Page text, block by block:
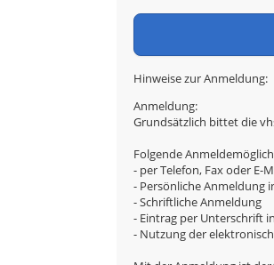
Hinweise zur Anmeldung:
Anmeldung:
Grundsätzlich bittet die
Folgende
- per Telefon, Fax oder E-
- Persönliche Anmeldung
- Schriftliche Anmeldung
- Eintrag per Unterschrift
- Nutzung der